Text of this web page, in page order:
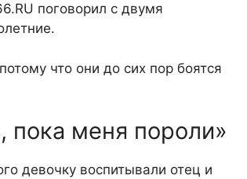
поговорил с двумя
что они до сих пор боятся
меня пороли»
девочку воспитывали отец и